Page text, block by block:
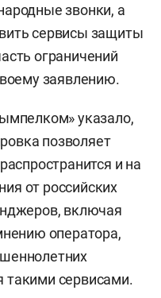
звонки, а
сервисы защиты
ограничений
заявлению.
указало,
позволяет
и на
от российских
включая
оператора,
такими сервисами.